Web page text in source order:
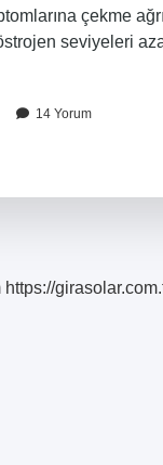
çekme
seviyeleri
14 Yorum
https://